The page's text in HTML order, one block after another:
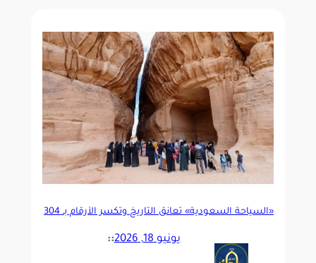
«السياحة السعودية» تعانق التاريخ وتكسر الأرقام بـ 304
يونيو 18, 2026 ::